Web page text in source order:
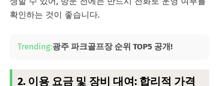
확인하는 것이 좋습니다.
Trending:광주 파크골프장 순위 TOP5 공개!
2. 이용 요금 및 장비 대여: 합리적 가격